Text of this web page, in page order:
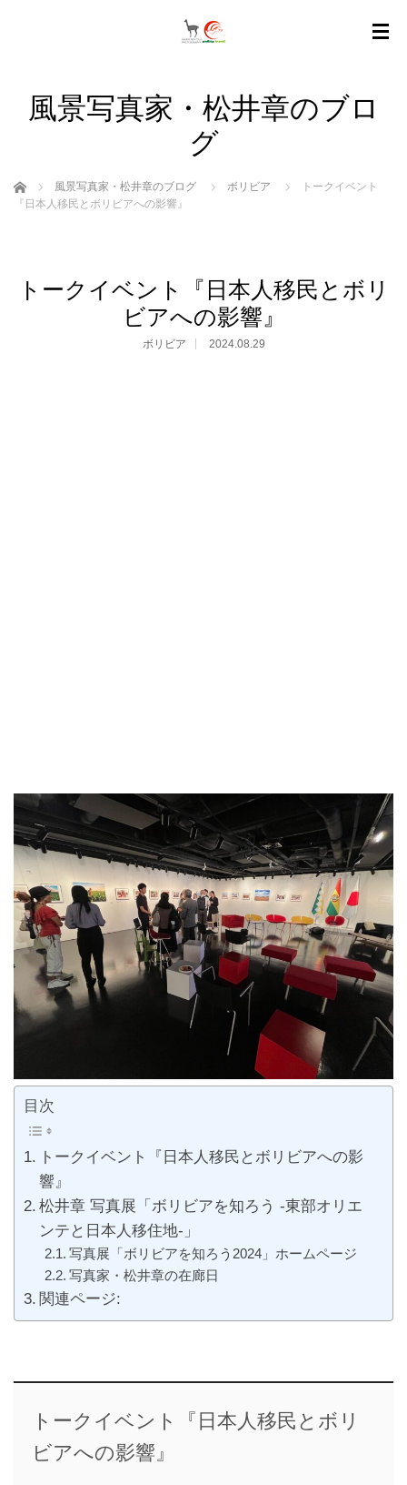
風景写真家・松井章のブロ
グ
ホーム 風景写真家・松井章のブログ ボリビア
トークイベント
『日本人移民とボリビアへの影響』
トークイベント『日本人移民とボリ
ビアへの影響』
ボリビア 2024.08.29
目次
トークイベント『日本人移民とボリビアへの影
響』
松井章 写真展「ボリビアを知ろう -東部オリエ
ンテと日本人移住地-」
写真展「ボリビアを知ろう2024」ホームページ
写真家・松井章の在廊日
関連ページ:
トークイベント『日本人移民とボリ
ビアへの影響』